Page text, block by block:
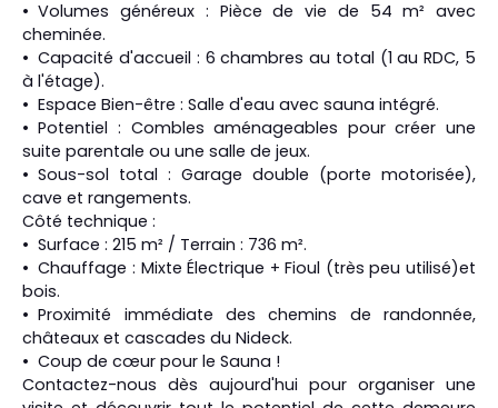
Volumes généreux : Pièce de vie de 54 m² avec
cheminée.
Capacité d'accueil : 6 chambres au total (1 au RDC, 5
à l'étage).
Espace Bien-être : Salle d'eau avec sauna intégré.
Potentiel : Combles aménageables pour créer une
suite parentale ou une salle de jeux.
Sous-sol total : Garage double (porte motorisée),
cave et rangements.
Côté technique :
Surface : 215 m² / Terrain : 736 m².
Chauffage : Mixte Électrique + Fioul (très peu utilisé)et
bois.
Proximité immédiate des chemins de randonnée,
châteaux et cascades du Nideck.
Coup de cœur pour le Sauna !
Contactez-nous dès aujourd'hui pour organiser une